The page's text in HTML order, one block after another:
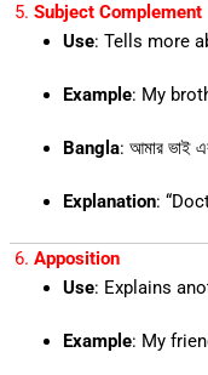
5. Subject Complement
Use: Tells more
Example: My
Bangla: আমার ভাই
Explanation:
6. Apposition
Use: Explains
Example: My